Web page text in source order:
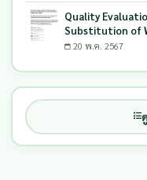
Quality
Substitution of
(Glycine Max L.)
20 พ.ค. 2567